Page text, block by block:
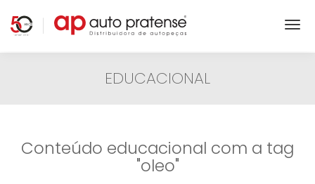
EDUCACIONAL
Conteúdo educacional com a tag
"oleo"